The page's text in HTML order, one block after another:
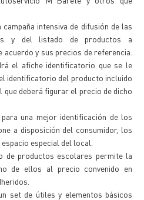
intensiva de difusión de las
y del listado de productos a
y sus precios de referencia.
el afiche identificatorio que se le
identificatorio del producto incluido
que deberá figurar el precio de dicho
una mejor identificación de los
a disposición del consumidor, los
especial del local.
de productos escolares permite la
de ellos al precio convenido en
set de útiles y elementos básicos